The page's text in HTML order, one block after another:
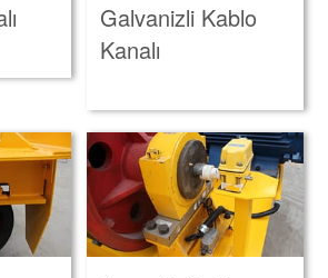
Galvanizli Kablo
Kanalı